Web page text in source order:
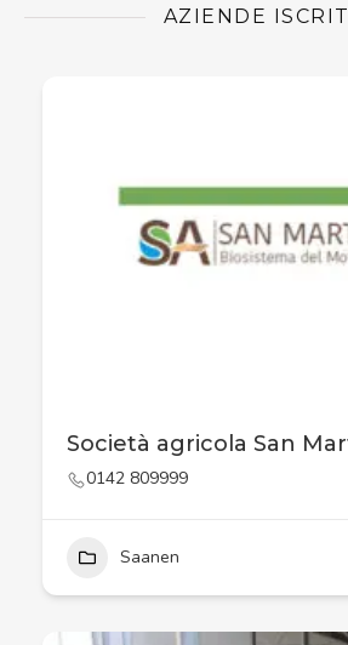
AZIENDE
Società agricola San
0142 809999
Saanen